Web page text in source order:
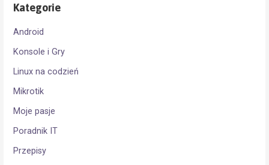
Kategorie
Android
Konsole i Gry
Linux na codzień
Mikrotik
Moje pasje
Poradnik IT
Przepisy